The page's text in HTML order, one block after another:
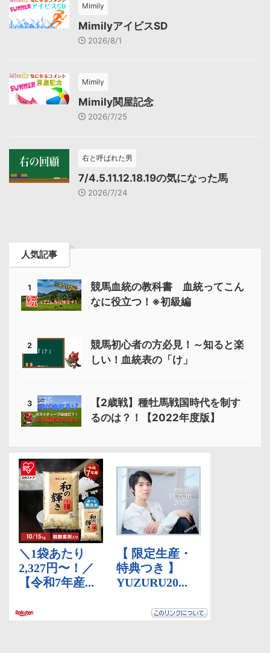
Mimily
MimilyアイビスSD
2026/8/1
Mimily
Mimily関屋記念
2026/7/25
右と呼ばれた男
7/4.5.11.12.18.19の気になった馬
2026/7/24
人気記事
1
競馬血統の教科書 血統ってこん
なに役立つ！※初級編
2
競馬初心者の方必見！～知ると楽
しい！血統表の「け」
3
【2歳戦】種牡馬戦国時代を制す
るのは？！【2022年度版】